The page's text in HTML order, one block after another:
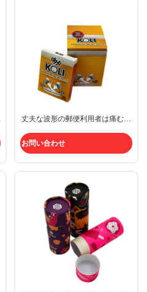
丈夫な波形の郵便利用者は痛む筋
色い救助を囲む
お問い合わせ